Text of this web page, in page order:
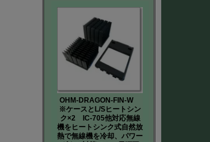
OHM-DRAGON-FIN-W
※ケースとL/Sヒートシン
ク×2 IC-705他対応無線
機をヒートシンク式自然放
熱で無線機を冷却、パワー